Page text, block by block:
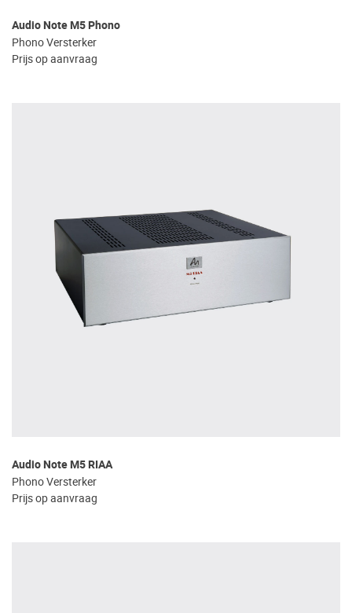
Audio Note M5 Phono
Phono Versterker
Prijs op aanvraag
Audio Note M5 RIAA
Phono Versterker
Prijs op aanvraag